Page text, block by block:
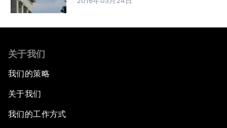
关于我们
我们的策略
关于我们
我们的工作方式